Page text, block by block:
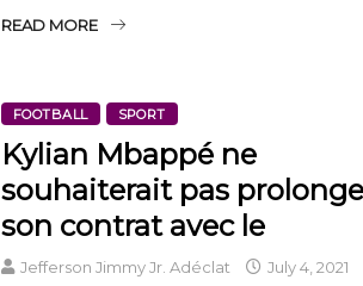
READ MORE
FOOTBALL SPORT
Kylian Mbappé ne
souhaiterait pas
son contrat avec le
Jefferson Jimmy Jr. Adéclat July 4, 2021